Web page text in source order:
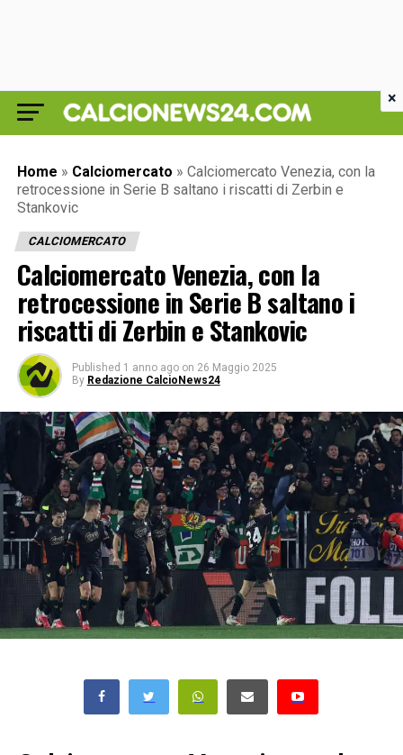
Home » Calciomercato » Calciomercato Venezia, con la
retrocessione in Serie B saltano i riscatti di Zerbin e
Stankovic
CALCIOMERCATO
Calciomercato Venezia, con la
retrocessione in Serie B saltano i
riscatti di Zerbin e Stankovic
Published 1 anno ago on 26 Maggio 2025
By Redazione CalcioNews24
×